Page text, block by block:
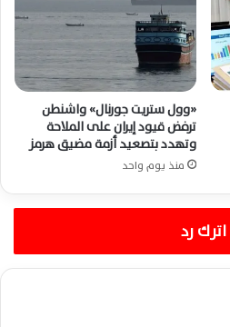
«وول ستريت جورنال» واشنطن
ترفض قيود إيران على الملاحة
وتهدد بتصعيد أزمة مضيق هرمز
منذ يوم واحد
اترك رد